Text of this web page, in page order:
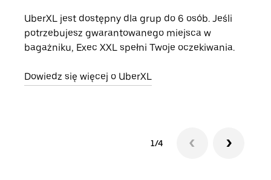
UberXL jest dostępny dla grup do 6 osób. Jeśli
potrzebujesz gwarantowanego miejsca w
bagażniku, Exec XXL spełni Twoje oczekiwania.
Dowiedz się więcej o UberXL
1/4